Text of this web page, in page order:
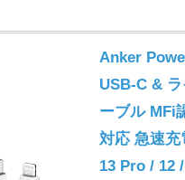
Anker
USB-C &
ーブル MFi
対応 急速
13 Pro / 12